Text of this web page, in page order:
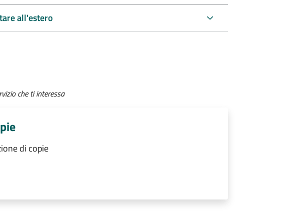
all'estero
che ti interessa
di copie